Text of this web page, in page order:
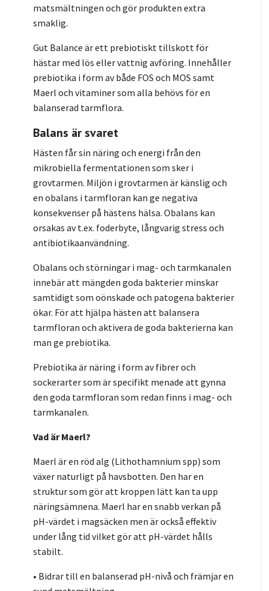
matsmältningen och gör produkten extra
smaklig.
Gut Balance är ett prebiotiskt tillskott för
hästar med lös eller vattnig avföring. Innehåller
prebiotika i form av både FOS och MOS samt
Maerl och vitaminer som alla behövs för en
balanserad tarmflora.
Balans är svaret
Hästen får sin näring och energi från den
mikrobiella fermentationen som sker i
grovtarmen. Miljön i grovtarmen är känslig och
en obalans i tarmfloran kan ge negativa
konsekvenser på hästens hälsa. Obalans kan
orsakas av t.ex. foderbyte, långvarig stress och
antibiotikaanvändning.
Obalans och störningar i mag- och tarmkanalen
innebär att mängden goda bakterier minskar
samtidigt som oönskade och patogena bakterier
ökar. För att hjälpa hästen att balansera
tarmfloran och aktivera de goda bakterierna kan
man ge prebiotika.
Prebiotika är näring i form av fibrer och
sockerarter som är specifikt menade att gynna
den goda tarmfloran som redan finns i mag- och
tarmkanalen.
Vad är Maerl?
Maerl är en röd alg (Lithothamnium spp) som
växer naturligt på havsbotten. Den har en
struktur som gör att kroppen lätt kan ta upp
näringsämnena. Maerl har en snabb verkan på
pH-värdet i magsäcken men är också effektiv
under lång tid vilket gör att pH-värdet hålls
stabilt.
• Bidrar till en balanserad pH-nivå och främjar en